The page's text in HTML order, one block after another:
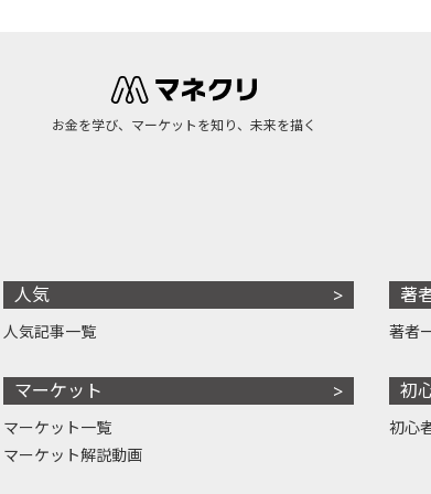
お金を学び、マーケットを知り、未来を描く
人気
人気記事一覧
マーケット
マーケット一覧
マーケット解説動画
著
著者
初
初心